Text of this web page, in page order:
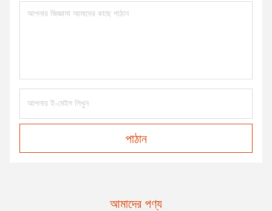
পাঠান
আমাদের পণ্য